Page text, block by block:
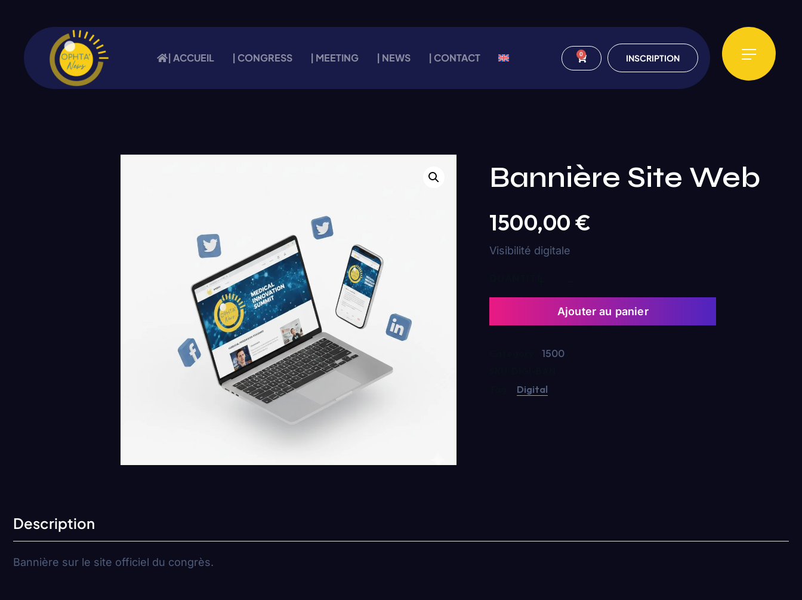
| ACCUEIL | CONGRESS | MEETING | NEWS | CONTACT 0 INSCRIPTION
Bannière Site Web
1500,00€
Visibilité digitale
Ajouter au panier
1500
Digital
Description
Bannière sur le site officiel du congrès.